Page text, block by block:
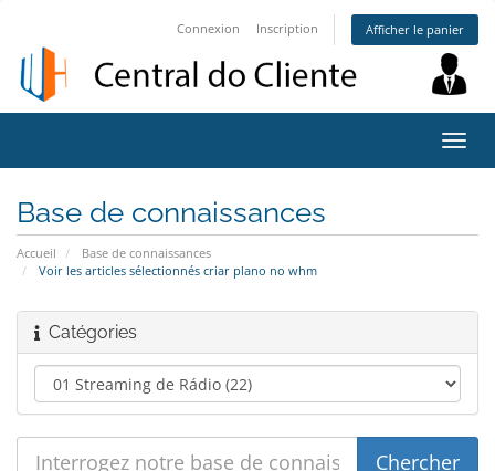
Connexion Inscription Afficher le panier
la
Base de connaissances
Accueil
Base de connaissances
Voir les articles sélectionnés criar plano no whm
Catégories